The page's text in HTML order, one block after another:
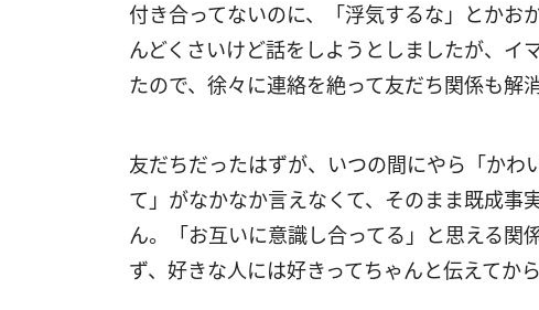
付き合ってないのに、「浮気するな」とかお
んどくさいけど話をしようとしましたが、イ
たので、徐々に連絡を絶って友だち関係も解
友だちだったはずが、いつの間にやら「かわ
て」がなかなか言えなくて、そのまま既成事
ん。「お互いに意識し合ってる」と思える関
ず、好きな人には好きってちゃんと伝えてか